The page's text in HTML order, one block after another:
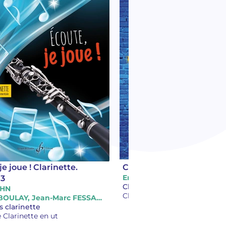
joue ! Clarinette.
Chantal BOULAY, Jean-Marc FESSARD
clarinette
Clarinette en ut
Clarinettes urbaines.
Emilien VÉRET
Clarinette